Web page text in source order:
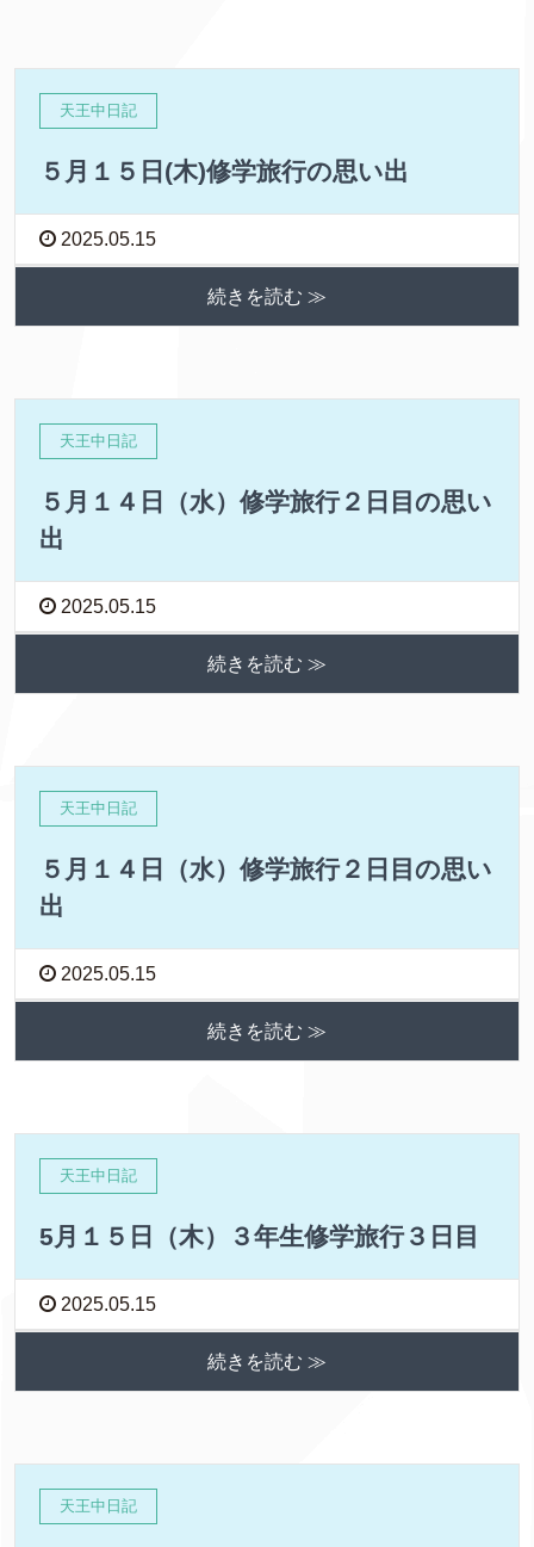
天王中日記
５月１５日(木)修学旅行の思い出
2025.05.15
続きを読む ≫
天王中日記
５月１４日（水）修学旅行２日目の思い
出
2025.05.15
続きを読む ≫
天王中日記
５月１４日（水）修学旅行２日目の思い
出
2025.05.15
続きを読む ≫
天王中日記
5月１５日（木）３年生修学旅行３日目
2025.05.15
続きを読む ≫
天王中日記